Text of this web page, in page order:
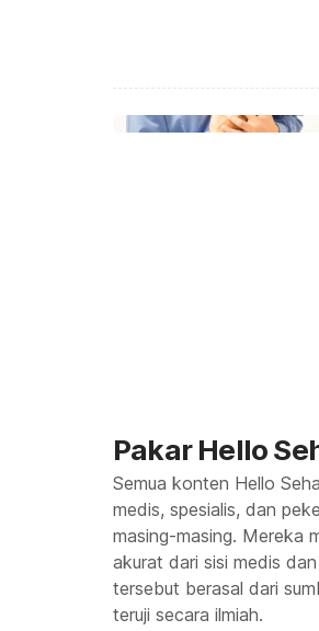
Pakar Hello
Semua konten Hello
medis, spesialis, dan
masing-masing. Mereka
akurat dari sisi medis
tersebut berasal dari
teruji secara ilmiah.